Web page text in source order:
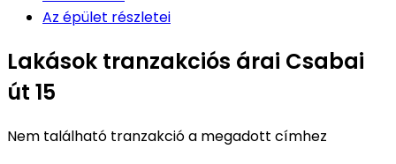
Az épület részletei
Lakások tranzakciós árai Csabai
út 15
Nem található tranzakció a megadott címhez